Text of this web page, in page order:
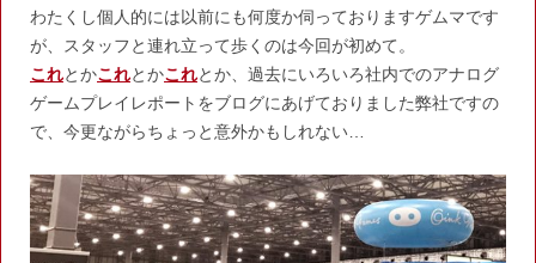
わたくし個人的には以前にも何度か伺っておりますゲムマです
が、スタッフと連れ立って歩くのは今回が初めて。
これとかこれとかこれとか、過去にいろいろ社内でのアナログ
ゲームプレイレポートをブログにあげておりました弊社ですの
で、今更ながらちょっと意外かもしれない…